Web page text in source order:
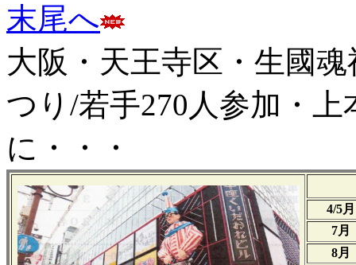
末尾へ
大阪・天王寺区・生國
つり/若手270人参加・
に・・・
4/5月
7月
8月